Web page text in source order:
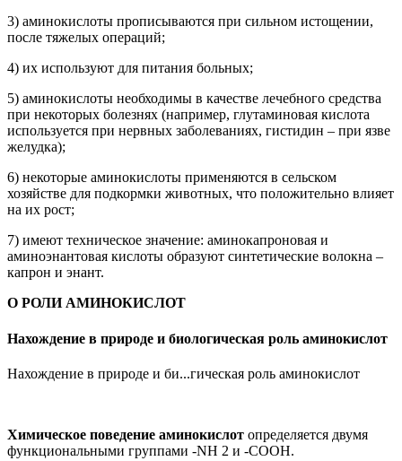
3) аминокислоты прописываются при сильном истощении,
после тяжелых операций;
4) их используют для питания больных;
5) аминокислоты необходимы в качестве лечебного средства
при некоторых болезнях (например, глутаминовая кислота
используется при нервных заболеваниях, гистидин – при язве
желудка);
6) некоторые аминокислоты применяются в сельском
хозяйстве для подкормки животных, что положительно влияет
на их рост;
7) имеют техническое значение: аминокапроновая и
аминоэнантовая кислоты образуют синтетические волокна –
капрон и энант.
О РОЛИ АМИНОКИСЛОТ
Нахождение в природе и биологическая роль аминокислот
Нахождение в природе и би...гическая роль аминокислот
Химическое поведение аминокислот определяется двумя
функциональными группами -NН 2 и -СООН.